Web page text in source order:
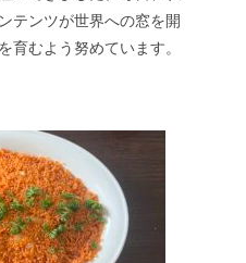
テンツが世界への窓を開
育むよう努めています。